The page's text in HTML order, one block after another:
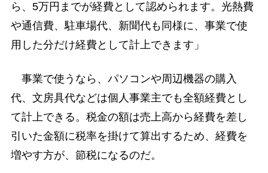
ら、5万円までが経費として認められます。光熱費
や通信費、駐車場代、新聞代も同様に、事業で使
用した分だけ経費として計上できます」
事業で使うなら、パソコンや周辺機器の購入
代、文房具代などは個人事業主でも全額経費とし
て計上できる。税金の額は売上高から経費を差し
引いた金額に税率を掛けて算出するため、経費を
増やす方が、節税になるのだ。